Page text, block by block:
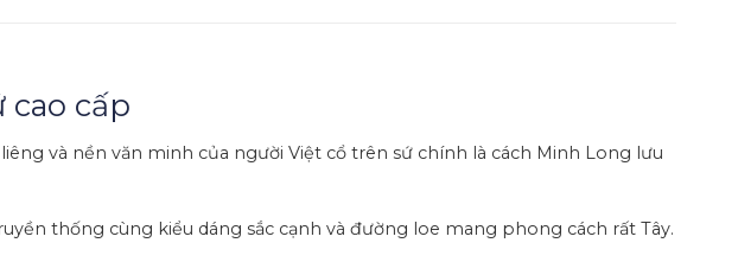
cao cấp
và nền văn minh của người Việt cổ trên sứ chính là cách Minh Long lưu
thống cùng kiểu dáng sắc cạnh và đường loe mang phong cách rất Tây.